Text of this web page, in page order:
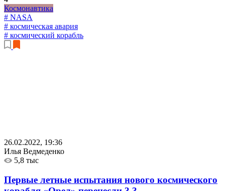
Космонавтика
# NASA
# космическая авария
# космический корабль
26.02.2022, 19:36
Илья Ведмеденко
5,8 тыс
Первые летные испытания нового космического